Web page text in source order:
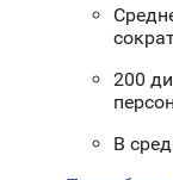
200
В